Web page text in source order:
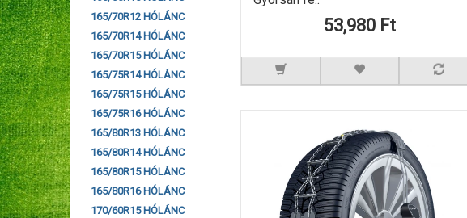
165/70R12 HÓLÁNC
165/70R14 HÓLÁNC
165/70R15 HÓLÁNC
165/75R14 HÓLÁNC
165/75R15 HÓLÁNC
165/75R16 HÓLÁNC
165/80R13 HÓLÁNC
165/80R14 HÓLÁNC
165/80R15 HÓLÁNC
165/80R16 HÓLÁNC
170/60R15 HÓLÁNC
53,980 Ft